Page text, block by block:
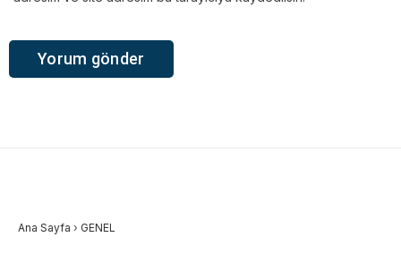
Ana Sayfa › GENEL